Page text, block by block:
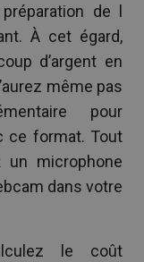
de l
À cet égard,
d’argent en
même pas
pour
ce format. Tout
microphone
dans votre
le coût